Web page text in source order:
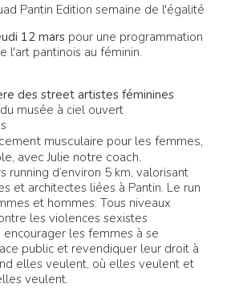
Pantin Edition semaine de l'égalité
12 mars pour une programmation
l'art pantinois au féminin.
des street artistes féminines
musée à ciel ouvert
musculaire pour les femmes,
avec Julie notre coach.
running d’environ 5 km, valorisant
et architectes liées à Pantin. Le run
et hommes. Tous niveaux
les violences sexistes
encourager les femmes à se
public et revendiquer leur droit à
elles veulent, où elles veulent et
veulent.